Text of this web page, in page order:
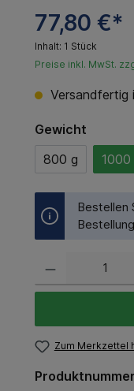
77,80 €*
Inhalt: 1 Stück
Preise inkl. MwSt.
Versandfertig
Gewicht
800 g
1000
Bestellen
Zum Merkzettel